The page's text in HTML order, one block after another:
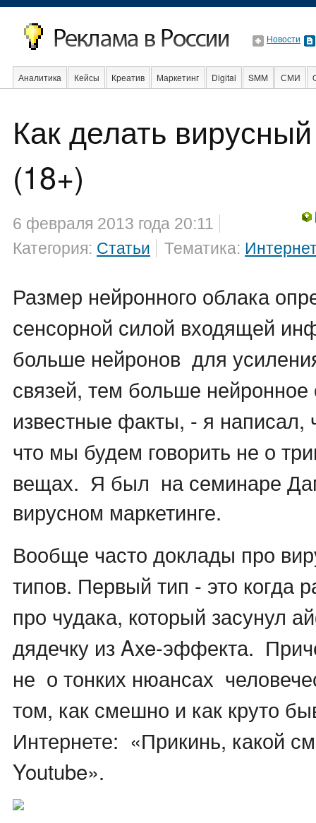
Новости
Аналитика Кейсы Креатив Маркетинг Digital SMM СМИ
Как делать
(18+)
6 февраля 2013 года 20:11
Категория: Статьи Тематика:
Размер нейронного облака
сенсорной силой входящей
больше нейронов для
связей, тем больше
известные факты, - я
что мы будем говорить не о
вещах. Я был на семинаре
вирусном маркетинге.
Вообще часто доклады про
типов. Первый тип - это когда
про чудака, который засунул
дядечку из Axe-эффекта.
не о тонких нюансах
том, как смешно и как круто
Интернете: «Прикинь, какой
Youtube».